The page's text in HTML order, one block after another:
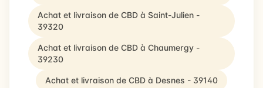
Achat et livraison de CBD à Saint-Julien -
39320
Achat et livraison de CBD à Chaumergy -
39230
Achat et livraison de CBD à Desnes - 39140